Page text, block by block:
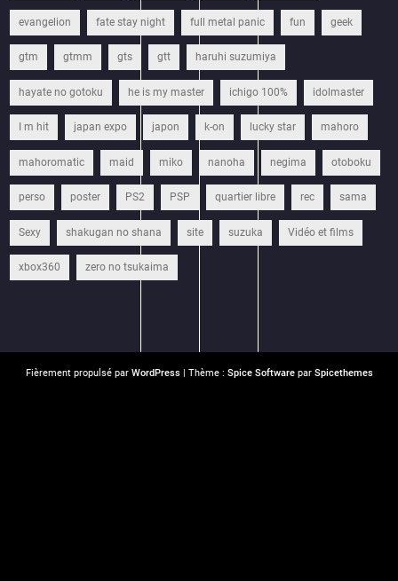
evangelion fate stay night full metal panic fun geek
gtm gtmm gts gtt haruhi suzumiya
hayate no gotoku he is my master ichigo 100% idolmaster
I m hit japan expo japon k-on lucky star mahoro
mahoromatic maid miko nanoha negima otoboku
perso poster PS2 PSP quartier libre rec sama
Sexy shakugan no shana site suzuka Vidéo et films
xbox360 zero no tsukaima
Fièrement propulsé par WordPress| Thème : Spice Softwarepar Spicethemes